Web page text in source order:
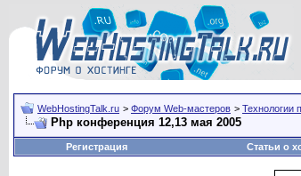
WebHostingTalk.ru > Форум Web-мастеров > Технологии
Php конференция 12,13 мая 2005
Регистрация
Статьи о